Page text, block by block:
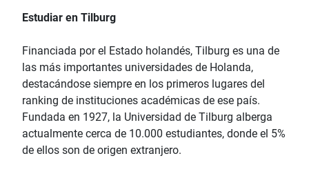
Estudiar en Tilburg
Financiada por el Estado holandés, Tilburg es una de
las más importantes universidades de Holanda,
destacándose siempre en los primeros lugares del
ranking de instituciones académicas de ese país.
Fundada en 1927, la Universidad de Tilburg alberga
actualmente cerca de 10.000 estudiantes, donde el 5%
de ellos son de origen extranjero.